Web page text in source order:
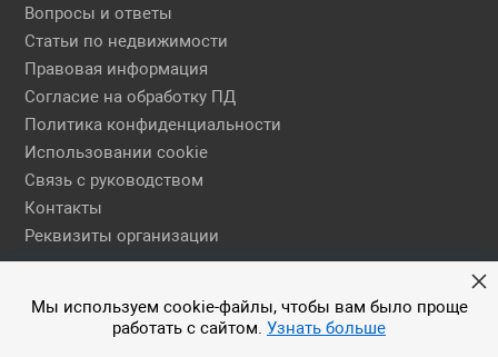
Вопросы и ответы
Статьи по недвижимости
Правовая информация
Согласие на обработку ПД
Политика конфиденциальности
Использовании cookie
Связь с руководством
Контакты
Реквизиты организации
Правовая информация
© 2026 АН ЕГСН
Мы используем cookie-файлы, чтобы вам было проще
работать с сайтом. Узнать больше